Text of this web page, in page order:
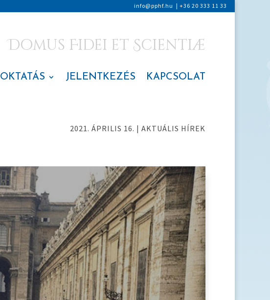
info@pphf.hu | +36 20 333 11 33
Domus Fidei et Scientiæ
OKTATÁS JELENTKEZÉS KAPCSOLAT
2021. ÁPRILIS 16. | AKTUÁLIS HÍREK